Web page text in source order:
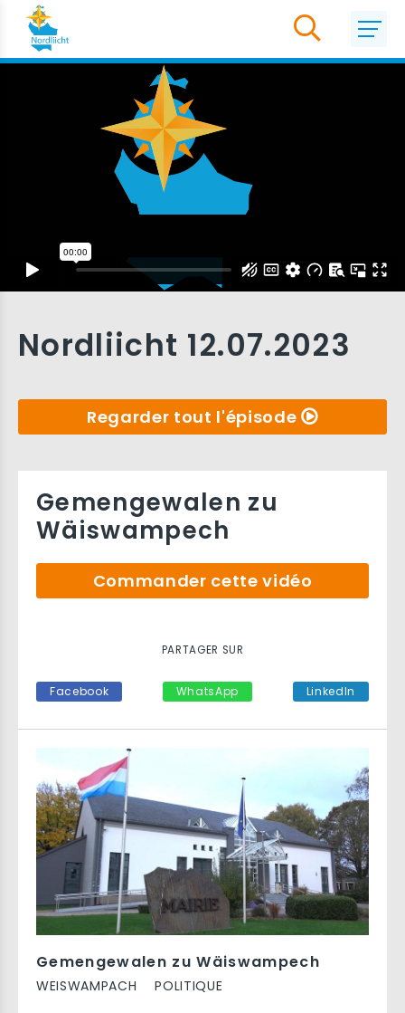
Nordliicht 12.07.2023
Regarder tout l'épisode
Gemengewalen zu Wäiswampech
WEISWAMPACH POLITIQUE
Gemengewalen zu
Wäiswampech
Commander cette vidéo
PARTAGER SUR
Facebook WhatsApp LinkedIn